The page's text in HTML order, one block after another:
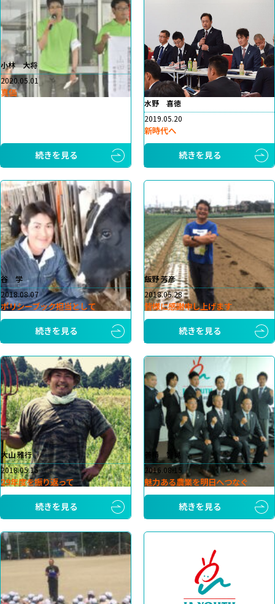
小林 大将
2020.05.01
真価
続きを見る
水野 喜徳
2019.05.20
新時代へ
続きを見る
谷 学
2018.08.07
ポリシーブック担当として
続きを見る
飯野 芳彦
2018.05.28
皆様に感謝申し上げます
続きを見る
大山 雅行
2018.05.15
29年度を振り返って
続きを見る
善積 智晃
2016.08.15
魅力ある農業を明日へつなぐ
続きを見る